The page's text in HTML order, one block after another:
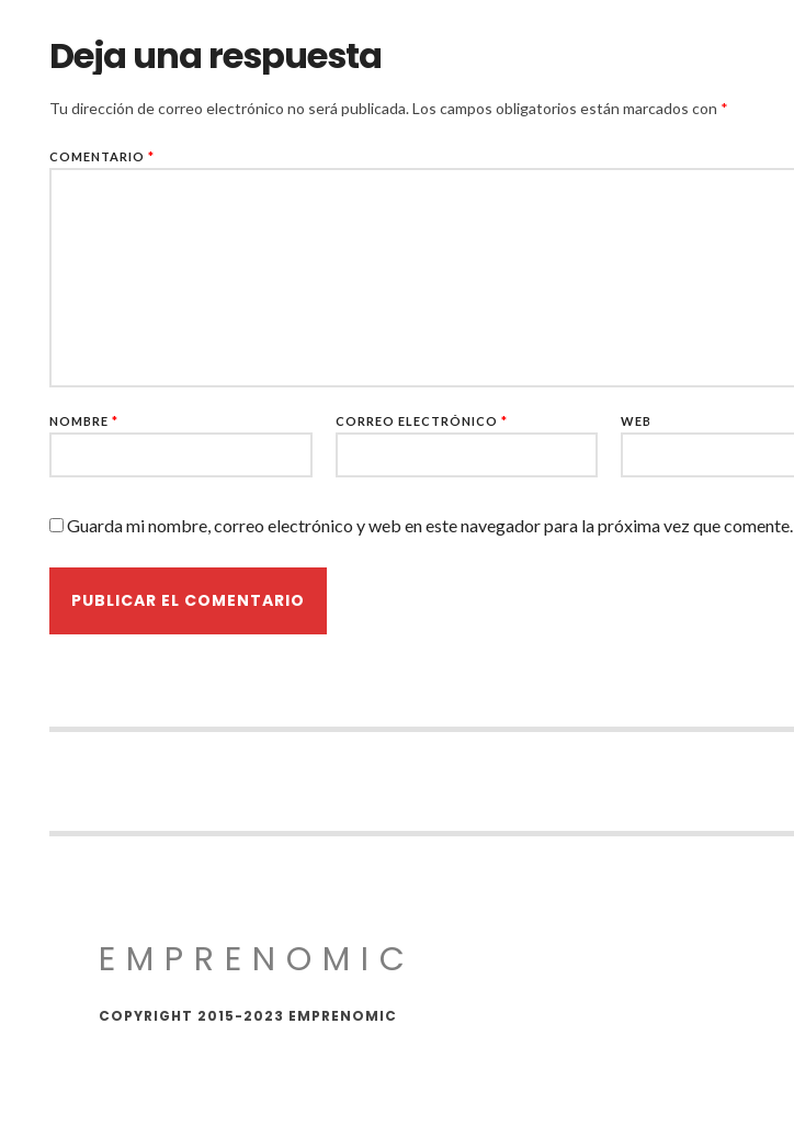
Deja una respuesta
Tu dirección de correo electrónico no será publicada.Los campos obligatorios están marcados con *
COMENTARIO *
NOMBRE * CORREO ELECTRÓNICO * WEB
Guarda mi nombre, correo electrónico y web en este navegador para la próxima vez que comente.
EMPRENOMIC
COPYRIGHT 2015-2023 EMPRENOMIC